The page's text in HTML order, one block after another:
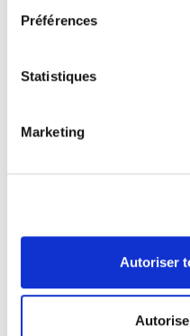
Préférences
Statistiques
Marketing
Autoriser